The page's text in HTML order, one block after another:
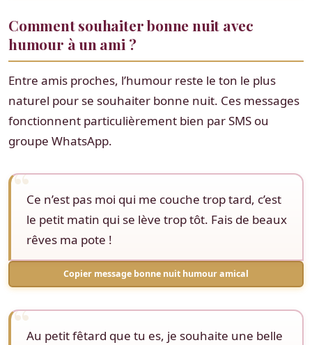
Comment souhaiter bonne nuit avec
humour à un ami ?
Entre amis proches, l’humour reste le ton le plus
naturel pour se souhaiter bonne nuit. Ces messages
fonctionnent particulièrement bien par SMS ou
groupe WhatsApp.
Ce n’est pas moi qui me couche trop tard, c’est
le petit matin qui se lève trop tôt. Fais de beaux
rêves ma pote !
Copier message bonne nuit humour amical
Au petit fêtard que tu es, je souhaite une belle